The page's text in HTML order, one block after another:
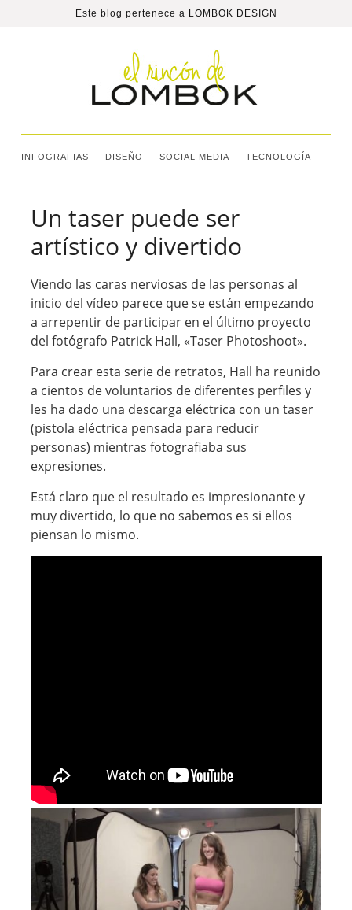
Este blog pertenece a LOMBOK DESIGN
INFOGRAFIAS DISEÑO SOCIAL MEDIA TECNOLOGÍA
Un taser puede ser
artístico y divertido
Viendo las caras nerviosas de las personas al
inicio del vídeo parece que se están empezando
a arrepentir de participar en el último proyecto
del fotógrafo Patrick Hall, «Taser Photoshoot».
Para crear esta serie de retratos, Hall ha reunido
a cientos de voluntarios de diferentes perfiles y
les ha dado una descarga eléctrica con un taser
(pistola eléctrica pensada para reducir
personas) mientras fotografiaba sus
expresiones.
Está claro que el resultado es impresionante y
muy divertido, lo que no sabemos es si ellos
piensan lo mismo.